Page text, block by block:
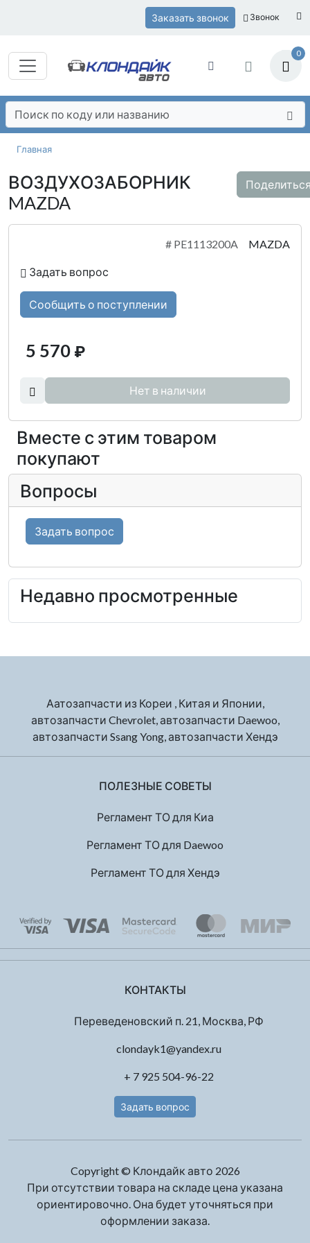
Заказать звонок Звонок
0
Главная
ВОЗДУХОЗАБОРНИК
MAZDA
# PE1113200A MAZDA
Задать вопрос
Сообщить о поступлении
5 570 ₽
Нет в наличии
Вместе с этим товаром
покупают
Вопросы
Задать вопрос
Недавно просмотренные
Аатозапчасти из Кореи , Китая и Японии,
автозапчасти Chevrolet, автозапчасти Daewoo,
автозапчасти Ssang Yong, автозапчасти Хендэ
ПОЛЕЗНЫЕ СОВЕТЫ
Регламент ТО для Киа
Регламент ТО для Daewoo
Регламент ТО для Хендэ
КОНТАКТЫ
Переведеновский п. 21, Москва, РФ
clondayk1@yandex.ru
+ 7 925 504-96-22
Задать вопрос
Copyright © Клондайк авто 2026
При отсутствии товара на складе цена указана
ориентировочно. Она будет уточняться при
оформлении заказа.